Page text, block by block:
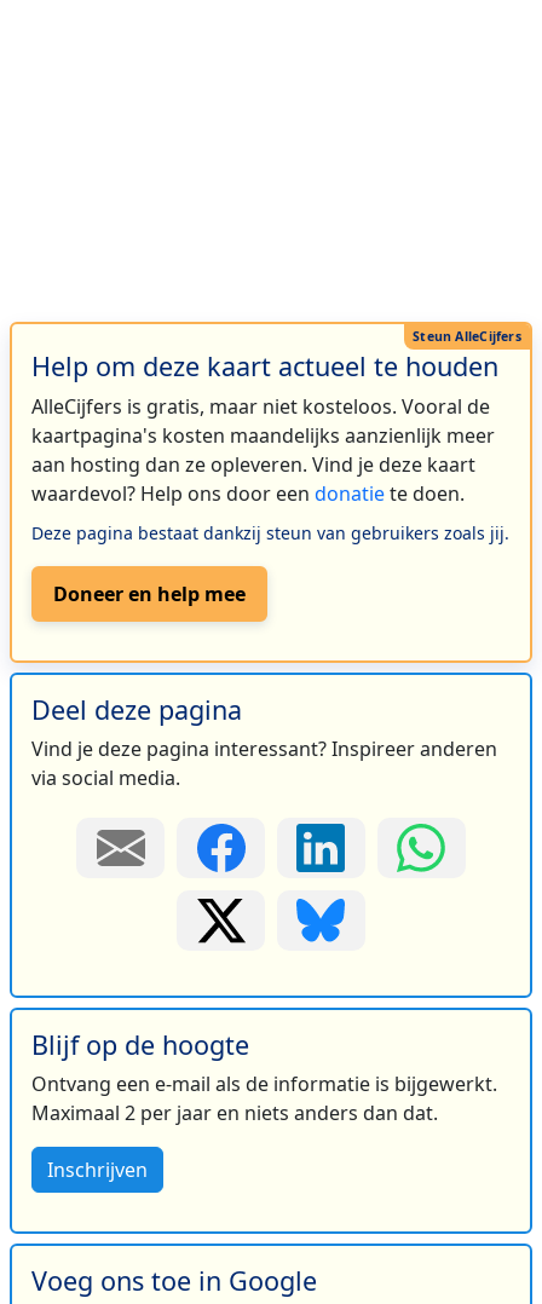
Help om deze kaart actueel te houden
AlleCijfers is gratis, maar niet kosteloos. Vooral de
kaartpagina's kosten maandelijks aanzienlijk meer
aan hosting dan ze opleveren. Vind je deze kaart
waardevol? Help ons door een donatiete doen.
Deze pagina bestaat dankzij steun van gebruikers zoals jij.
Doneer en help mee
Deel deze pagina
Vind je deze pagina interessant? Inspireer anderen
via social media.
Blijf op de hoogte
Ontvang een e-mail als de informatie is bijgewerkt.
Maximaal 2 per jaar en niets anders dan dat.
Inschrijven
Voeg ons toe in Google